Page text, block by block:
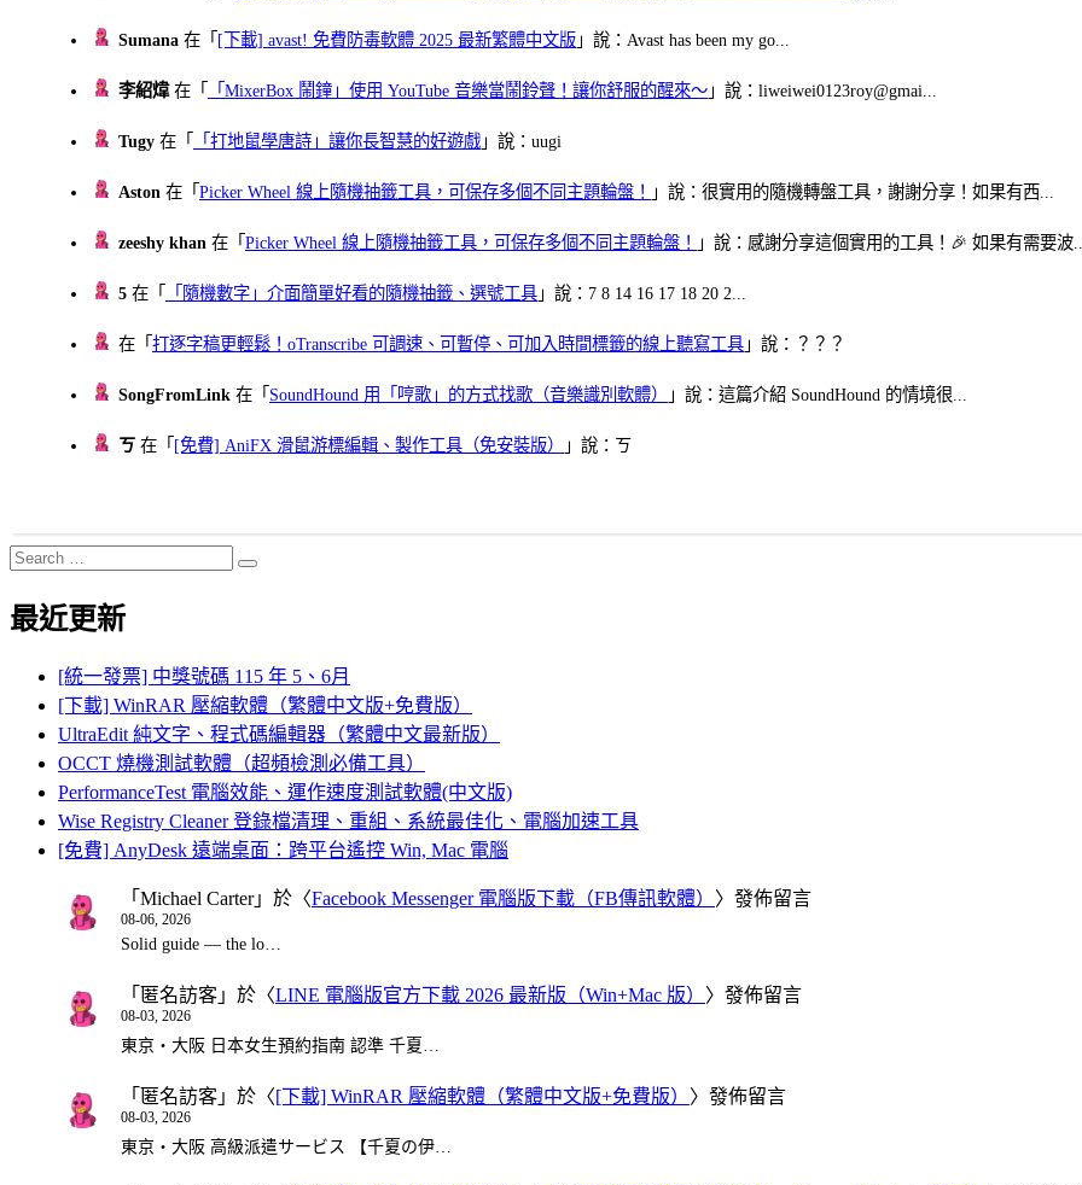
Sumana 在「 [下載] avast! 免費防毒軟體 2025 最新繁體中文版 」說：Avast has been my go...
李紹煒在「 「MixerBox 鬧鐘」使用 YouTube 音樂當鬧鈴聲！讓你舒服的醒來～ 」說：liweiwei0123roy@gmai...
Tugy 在「 「打地鼠學唐詩」讓你長智慧的好遊戲 」說：uugi
Aston 在「Picker Wheel 線上隨機抽籤工具，可保存多個不同主題輪盤！ 」說：很實用的隨機轉盤工具，謝謝分享！如果有西...
zeeshy khan 在「Picker Wheel 線上隨機抽籤工具，可保存多個不同主題輪盤！ 」說：感謝分享這個實用的工具！🎉 如果有需要波
5 在「 「隨機數字」介面簡單好看的隨機抽籤、選號工具 」說：7 8 14 16 17 18 20 2...
在「打逐字稿更輕鬆！oTranscribe 可調速、可暫停、可加入時間標籤的線上聽寫工具 」說：？？？
SongFromLink 在「 SoundHound 用「哼歌」的方式找歌（音樂識別軟體） 」說：這篇介紹 SoundHound 的情境很...
ㄎ 在「 [免費] AniFX 滑鼠游標編輯、製作工具（免安裝版） 」說：ㄎ
Search
for:
Search
最近更新
[統一發票] 中獎號碼 115 年 5、6月
[下載] WinRAR 壓縮軟體（繁體中文版+免費版）
UltraEdit 純文字、程式碼編輯器（繁體中文最新版）
OCCT 燒機測試軟體（超頻檢測必備工具）
PerformanceTest 電腦效能、運作速度測試軟體(中文版)
Wise Registry Cleaner 登錄檔清理、重組、系統最佳化、電腦加速工具
[免費] AnyDesk 遠端桌面：跨平台遙控 Win, Mac 電腦
「 Michael Carter」於〈Facebook Messenger 電腦版下載（FB傳訊軟體） 〉發佈留言
08-06, 2026
Solid guide — the lo…
「 匿名訪客 」於〈LINE 電腦版官方下載 2026 最新版（Win+Mac 版） 〉發佈留言
08-03, 2026
東京・大阪 日本女生預約指南 認準 千夏…
「 匿名訪客 」於〈[下載] WinRAR 壓縮軟體（繁體中文版+免費版） 〉發佈留言
08-03, 2026
東京・大阪 高級派遣サービス 【千夏の伊…